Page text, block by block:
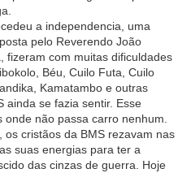
a independencia, uma
pelo Reverendo João
fizeram com muitas dificuldades
Béu, Cuilo Futa, Cuilo
Kamatambo e outras
ainda se fazia sentir. Esse
não passa carro nenhum.
cristãos da BMS rezavam nas
suas energias para ter a
das cinzas de guerra. Hoje